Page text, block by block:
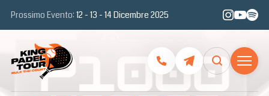
Prossimo Evento: 12 - 13 - 14 Dicembre 2025